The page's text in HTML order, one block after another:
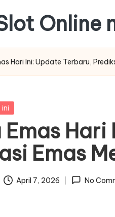
Online
Hari Ini: Update Terbaru,
Emas Hari
Emas
April 7, 2026 No